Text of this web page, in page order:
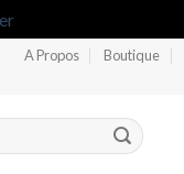
A Propos Boutique